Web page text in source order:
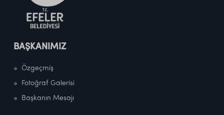
BAŞKANIMIZ
Özgeçmiş
Fotoğraf Galerisi
Başkanın Mesajı